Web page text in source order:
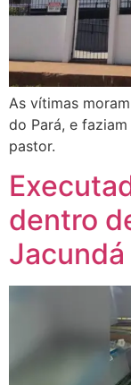
As vítimas
do Pará, e
pastor.
dentro
Jacundá